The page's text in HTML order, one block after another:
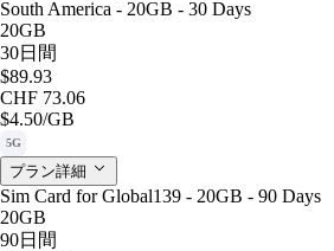
South America - 20GB - 30 Days
20GB
30日間
$89.93
CHF 73.06
$4.50/GB
5G
プラン詳細
Sim Card for Global139 - 20GB - 90 Days
20GB
90日間